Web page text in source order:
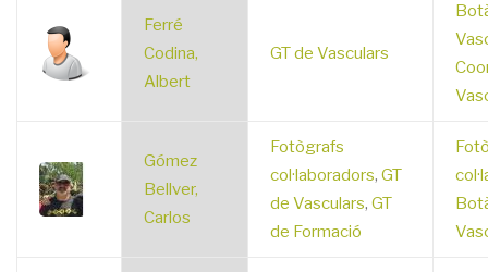
Ferré
Codina,
Albert
GT de Vasculars
Gómez
Bellver,
Carlos
Fotògrafs
col·laboradors, GT
de Vasculars, GT
de Formació